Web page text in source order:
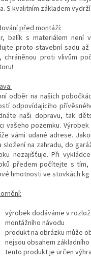
S kvalitním základem
před montáží:
balík s materiálem není
proto stavební sadu
chráněnou proti vlivům
odběr na našich
odpovídajícího
naši dopravu, tak
vašeho pozemku.
vámi udané adrese.
složení na zahradu, do
nezajišťuje. Při
předem počítejte s
hmotnosti ve stovkách kg
výrobek dodáváme v
montážního návodu
produkt na obrázku může
nejsou obsahem
tento produkt je určen